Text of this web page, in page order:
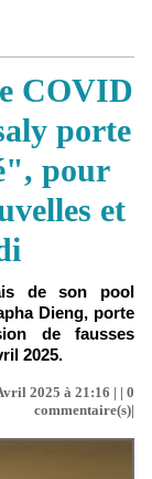
COVID
porte
pour
et
de son pool
Dieng, porte
de fausses
2025.
2025 à 21:16 | | 0
commentaire(s)|